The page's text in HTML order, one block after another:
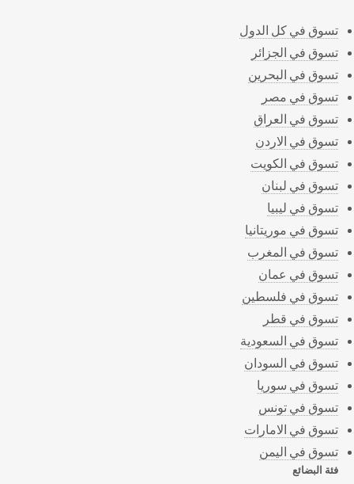
تسوق في كل الدول
تسوق في الجزائر
تسوق في البحرين
تسوق في مصر
تسوق في العراق
تسوق في الاردن
تسوق في الكويت
تسوق في لبنان
تسوق في ليبيا
تسوق في موريتانيا
تسوق في المغرب
تسوق في عمان
تسوق في فلسطين
تسوق في قطر
تسوق في السعودية
تسوق في السودان
تسوق في سوريا
تسوق في تونس
تسوق في الامارات
تسوق في اليمن
فئة البضائع